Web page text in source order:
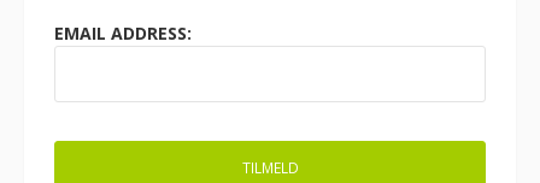
EMAIL ADDRESS: